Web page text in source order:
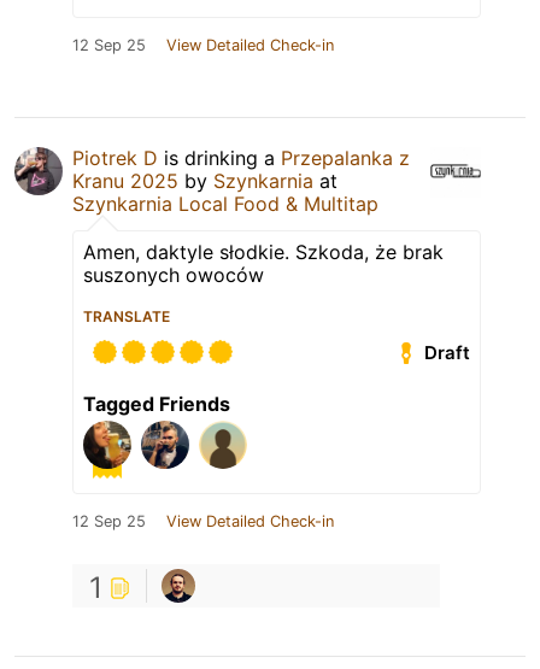
12 Sep 25 View Detailed Check-in
Piotrek D is drinking a Przepalanka z
Kranu 2025 by Szynkarnia at
Szynkarnia Local Food & Multitap
Amen, daktyle słodkie. Szkoda, że brak
suszonych owoców
TRANSLATE
Draft
Tagged Friends
12 Sep 25 View Detailed Check-in
1